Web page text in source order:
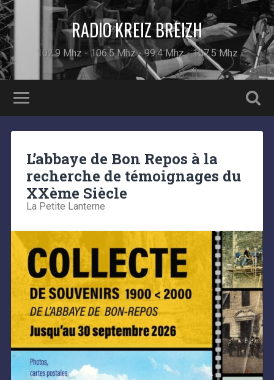
RADIO KREIZ BREIZH
102.9 Mhz - 106.5 Mhz - 99.4 Mhz - 107.5 Mhz
L’abbaye de Bon Repos à la
recherche de témoignages du
XXème Siècle
La Petite Lanterne